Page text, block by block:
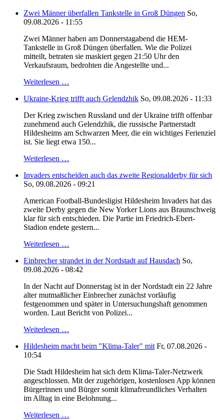
Zwei Männer überfallen Tankstelle in Groß Düngen So,
09.08.2026 - 11:55
Zwei Männer haben am Donnerstagabend die HEM-
Tankstelle in Groß Düngen überfallen. Wie die Polizei
mitteilt, betraten sie maskiert gegen 21:50 Uhr den
Verkaufsraum, bedrohten die Angestellte und...
Weiterlesen …
Ukraine-Krieg trifft auch Gelendzhik So, 09.08.2026 - 11:33
Der Krieg zwischen Russland und der Ukraine trifft offenbar
zunehmend auch Gelendzhik, die russische Partnerstadt
Hildesheims am Schwarzen Meer, die ein wichtiges Ferienziel
ist. Sie liegt etwa 150...
Weiterlesen …
Invaders entscheiden auch das zweite Regionalderby für sich
So, 09.08.2026 - 09:21
American Football-Bundesligist Hildesheim Invaders hat das
zweite Derby gegen die New Yorker Lions aus Braunschweig
klar für sich entschieden. Die Partie im Friedrich-Ebert-
Stadion endete gestern...
Weiterlesen …
Einbrecher strandet in der Nordstadt auf Hausdach So,
09.08.2026 - 08:42
In der Nacht auf Donnerstag ist in der Nordstadt ein 22 Jahre
alter mutmaßlicher Einbrecher zunächst vorläufig
festgenommen und später in Untersuchungshaft genommen
worden. Laut Bericht von Polizei...
Weiterlesen …
Hildesheim macht beim "Klima-Taler" mit Fr, 07.08.2026 -
10:54
Die Stadt Hildesheim hat sich dem Klima-Taler-Netzwerk
angeschlossen. Mit der zugehörigen, kostenlosen App können
Bürgerinnen und Bürger somit klimafreundliches Verhalten
im Alltag in eine Belohnung...
Weiterlesen …